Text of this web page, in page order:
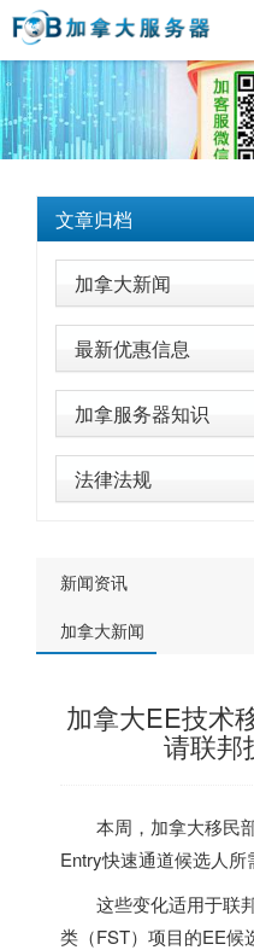
文章归档
加拿大新闻
最新优惠信息
加拿服务器知识
法律法规
新闻资讯
加拿大新闻
加拿大EE技术
请联邦
本周， 加拿大移民
Entry快速通道候选人所
这些变化适用于联
类（FST）项目的EE候